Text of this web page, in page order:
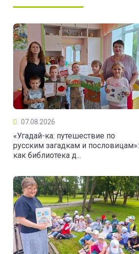
07.08.2026
«Угадай-ка: путешествие по
русским загадкам и пословицам»:
как библиотека д...